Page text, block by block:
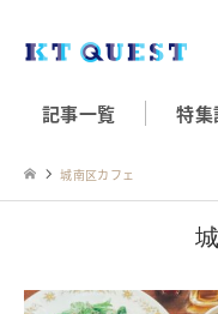
記事一覧 特
城南区カフェ